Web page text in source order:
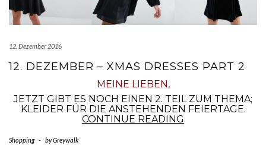
12. Dezember 2016
12. DEZEMBER – XMAS DRESSES PART 2
MEINE LIEBEN,
JETZT GIBT ES NOCH EINEN 2. TEIL ZUM THEMA;
KLEIDER FÜR DIE ANSTEHENDEN FEIERTAGE.
CONTINUE READING
Shopping - byGreywalk